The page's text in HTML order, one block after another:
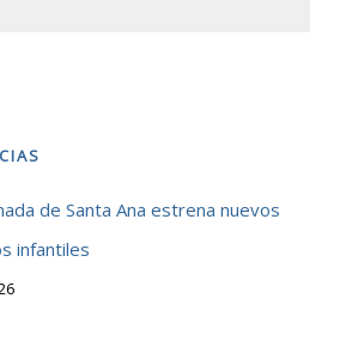
de Santa Ana estrena nuevos
infantiles